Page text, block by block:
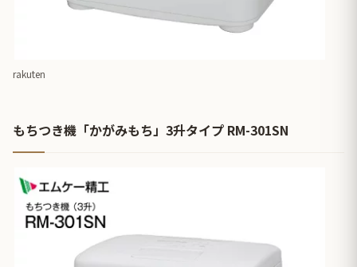
rakuten
もちつき機「かがみもち」3升タイプ RM-301SN